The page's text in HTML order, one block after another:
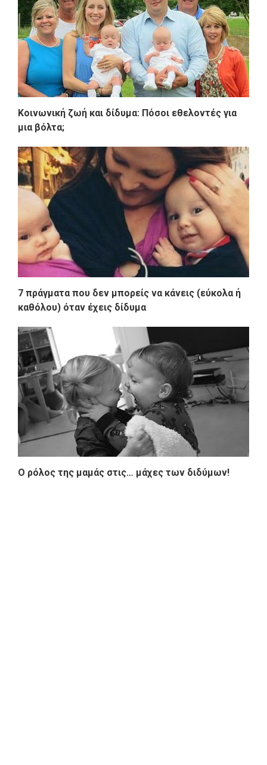
Κοινωνική ζωή και δίδυμα: Πόσοι εθελοντές για
μια βόλτα;
7 πράγματα που δεν μπορείς να κάνεις (εύκολα ή
καθόλου) όταν έχεις δίδυμα
Ο ρόλος της μαμάς στις… μάχες των διδύμων!